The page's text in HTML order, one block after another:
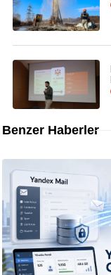
Benzer Haberler